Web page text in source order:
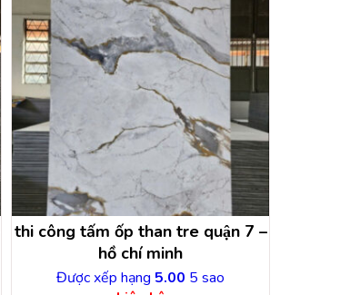
thi công tấm ốp than tre quận 7 –
hồ chí minh
Được xếp hạng 5.00 5 sao